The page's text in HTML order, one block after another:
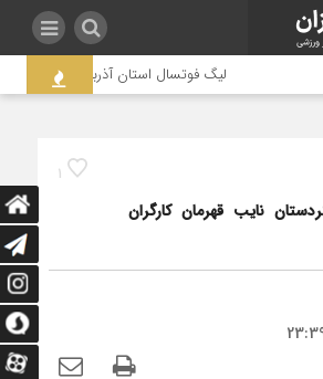
لیگ فوتسال استان آذربایجان غربی به
1
نایب قهرمان کارگران